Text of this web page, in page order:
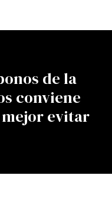
de la
conviene
evitar